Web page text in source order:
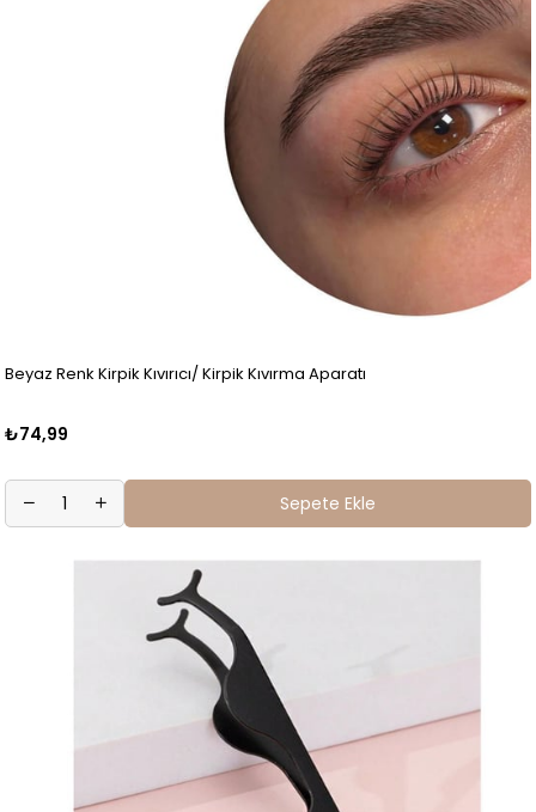
Beyaz Renk Kirpik Kıvırıcı/ Kirpik Kıvırma Aparatı
₺74,99
Sepete Ekle